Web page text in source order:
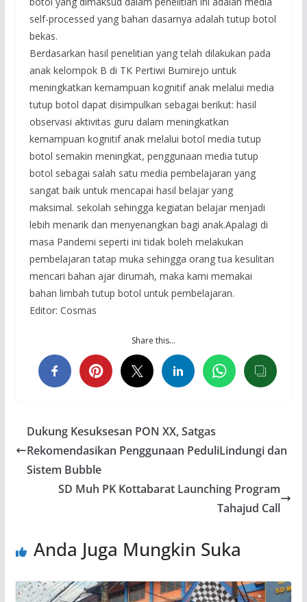
self-processed yang bahan dasarnya adalah tutup botol
bekas.
Berdasarkan hasil penelitian yang telah dilakukan pada
anak kelompok B di TK Pertiwi Bumirejo untuk
meningkatkan kemampuan kognitif anak melalui media
tutup botol dapat disimpulkan sebagai berikut: hasil
observasi aktivitas guru dalam meningkatkan
kemampuan kognitif anak melalui botol media tutup
botol semakin meningkat, penggunaan media tutup
botol sebagai salah satu media pembelajaran yang
sangat baik untuk mencapai hasil belajar yang
maksimal. sekolah sehingga kegiatan belajar menjadi
lebih menarik dan menyenangkan bagi anak.Apalagi di
masa Pandemi seperti ini tidak boleh melakukan
pembelajaran tatap muka sehingga orang tua kesulitan
mencari bahan ajar dirumah, maka kami memakai
bahan limbah tutup botol untuk pembelajaran.
Editor: Cosmas
Share this…
Dukung Kesuksesan PON XX, Satgas
Rekomendasikan Penggunaan PeduliLindungi dan
Sistem Bubble
SD Muh PK Kottabarat Launching Program
Tahajud Call
Anda Juga Mungkin Suka